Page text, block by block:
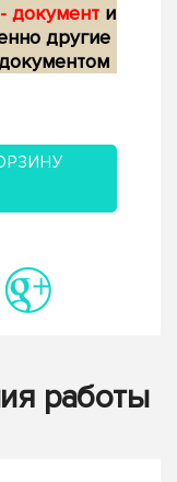
документ и
другие
работы